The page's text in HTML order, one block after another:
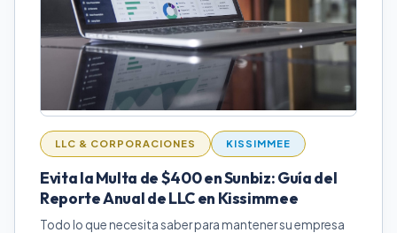
LLC & CORPORACIONES KISSIMMEE
Evita la Multa de $400 en Sunbiz: Guía del
Reporte Anual de LLC en Kissimmee
Todo lo que necesita saber para mantener su empresa